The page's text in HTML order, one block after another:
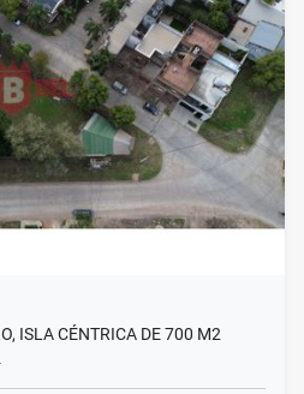
ISLA CÉNTRICA DE 700 M2